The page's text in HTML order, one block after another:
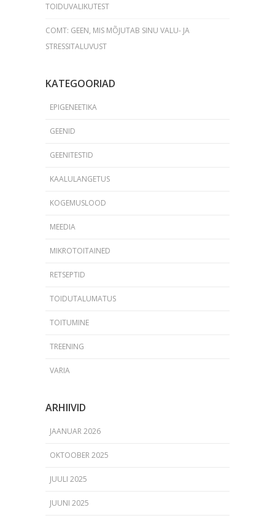
TOIDUVALIKUTEST
COMT: GEEN, MIS MÕJUTAB SINU VALU- JA
STRESSITALUVUST
KATEGOORIAD
EPIGENEETIKA
GEENID
GEENITESTID
KAALULANGETUS
KOGEMUSLOOD
MEEDIA
MIKROTOITAINED
RETSEPTID
TOIDUTALUMATUS
TOITUMINE
TREENING
VARIA
ARHIIVID
JAANUAR 2026
OKTOOBER 2025
JUULI 2025
JUUNI 2025